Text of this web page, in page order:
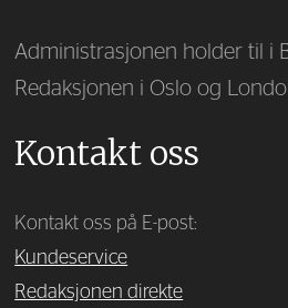
Administrasjonen holder til i
Redaksjonen i Oslo og
Kontakt oss
Kontakt oss på E-post:
Kundeservice
Redaksjonen direkte